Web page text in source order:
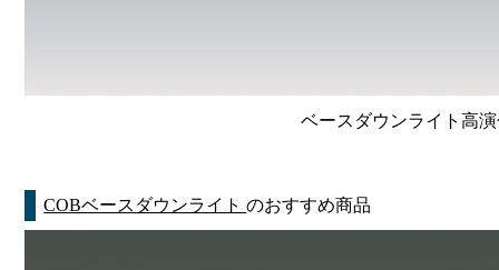
ベースダウンライト高
COBベースダウンライトのおすすめ商品